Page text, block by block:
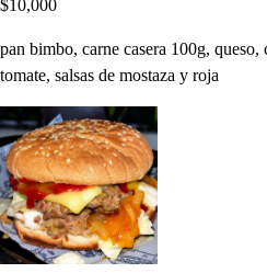
$10,000
pan bimbo, carne casera 100g, queso,
tomate, salsas de mostaza y roja